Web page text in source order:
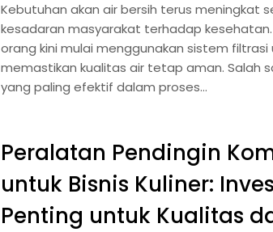
Kebutuhan akan air bersih terus meningkat
kesadaran masyarakat terhadap kesehatan.
orang kini mulai menggunakan sistem filtrasi
memastikan kualitas air tetap aman. Salah
yang paling efektif dalam proses…
Peralatan Pendingin
untuk Bisnis Kuliner:
Penting untuk Kualitas